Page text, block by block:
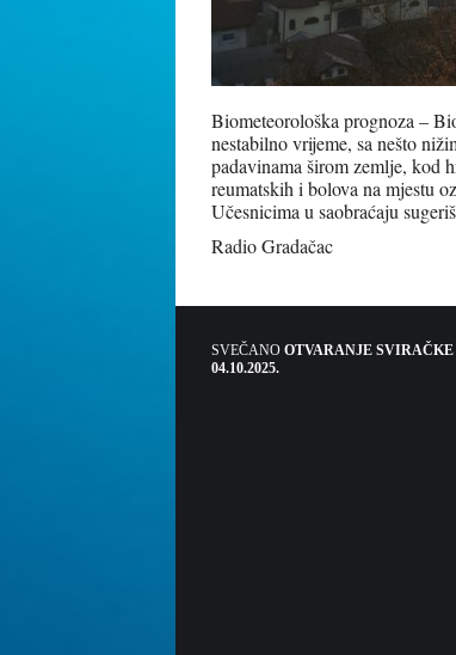
Biometeorološka prognoza –
nestabilno vrijeme, sa nešto
padavinama širom zemlje, kod
reumatskih i bolova na mjestu
Učesnicima u saobraćaju
Radio Gradačac
SVEČANO OTVARANJE
04.10.2025.